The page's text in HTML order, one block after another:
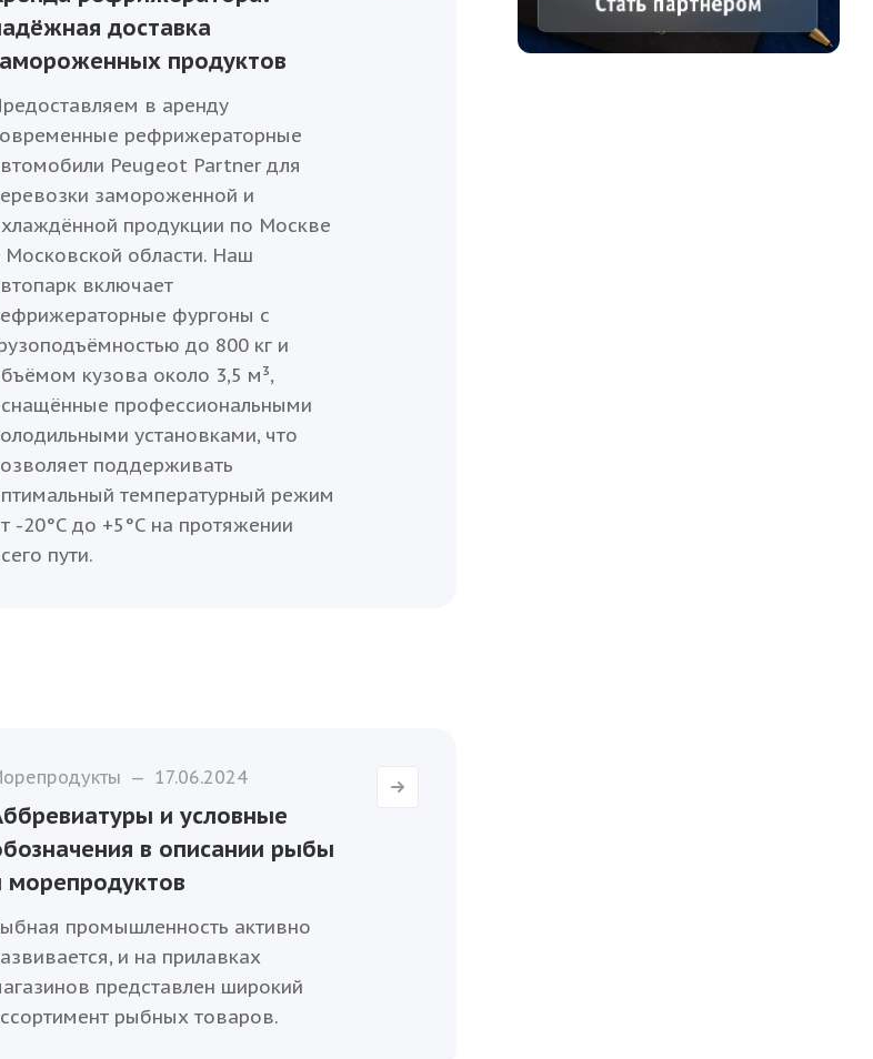
доставка
продуктов
в аренду
рефрижераторные
Peugeot Partner для
замороженной и
продукции по Москве
Московской области. Наш
включает
фургоны с
до 800 кг и
кузова около 3,5 м³,
профессиональными
установками, что
поддерживать
температурный режим
-20°C до +5°C на протяжении
пути.
— 17.06.2024
и условные
в описании рыбы
морепродуктов
промышленность активно
и на прилавках
представлен широкий
рыбных товаров.